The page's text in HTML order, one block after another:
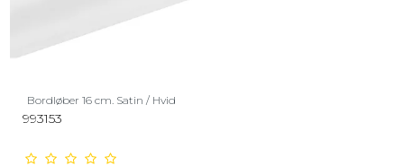
Bordløber 16 cm. Satin / Hvid
993153